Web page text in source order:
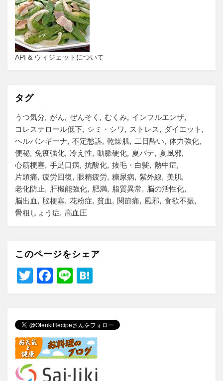
API & ウィジェットについて
タグ
うつ気分 がん ぜんそく むくみ
インフルエンザ
コレステロール低下
シミ・シワ ストレス
ダイエット
ヘルパンギーナ
不定愁訴 乾燥肌 二日酔い
体力強化
便秘 免疫強化 冷え性 動脈硬化 夏バテ
夏風邪
心筋梗塞 手足口病 抗酸化 抜毛・白髪 熱中症
片頭痛
疲労回復 眼精疲労 糖尿病 紫外線
美肌
老化防止
肝機能強化 肥満 脂質異常
脳の活性化
脳出血
脳梗塞 花粉症 貧血 関節痛 風邪 食欲不振
骨粗しょう症
高血圧
このページをシェア
T
er
F
e
b
o
o
Li
n
a